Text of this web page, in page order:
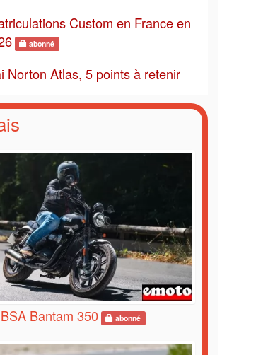
Custom en France en
abonné
Norton Atlas, 5 points à retenir
Bantam 350 abonné